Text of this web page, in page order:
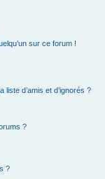
sur ce forum !
d’amis et d’ignorés ?
?
?